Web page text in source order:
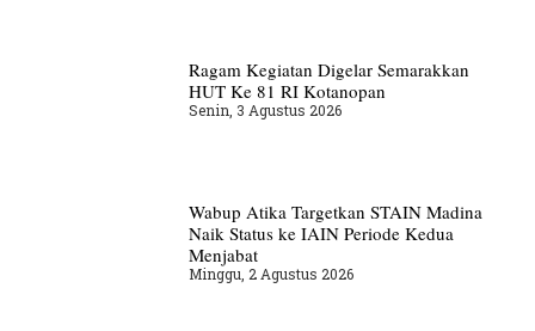
Ragam Kegiatan Digelar Semarakkan
HUT Ke 81 RI Kotanopan
Senin, 3 Agustus 2026
Wabup Atika Targetkan STAIN Madina
Naik Status ke IAIN Periode Kedua
Menjabat
Minggu, 2 Agustus 2026